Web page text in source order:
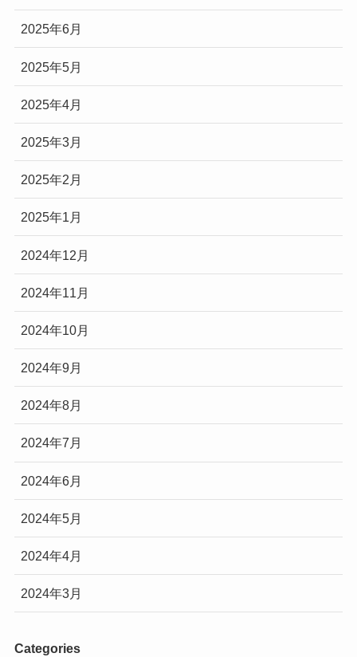
2025年6月
2025年5月
2025年4月
2025年3月
2025年2月
2025年1月
2024年12月
2024年11月
2024年10月
2024年9月
2024年8月
2024年7月
2024年6月
2024年5月
2024年4月
2024年3月
Categories